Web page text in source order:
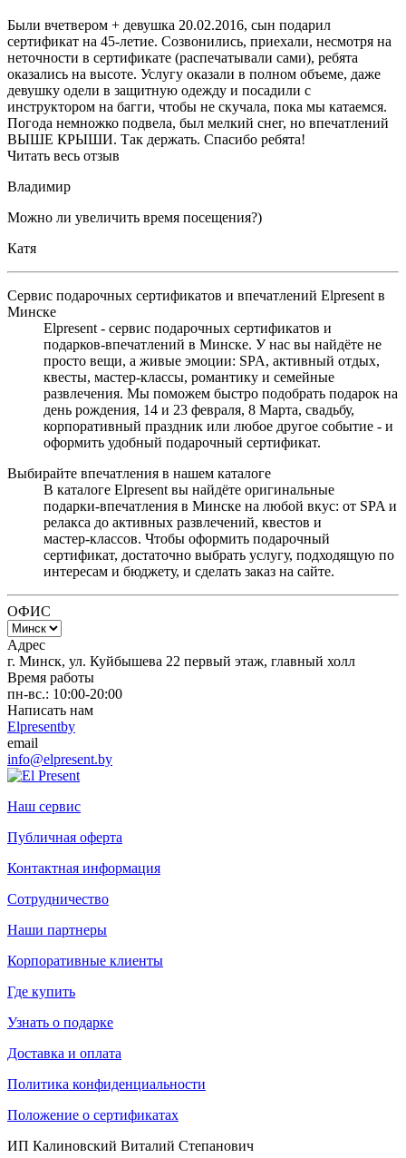
Были вчетвером + девушка 20.02.2016, сын подарил
сертификат на 45-летие. Созвонились, приехали, несмотря на
неточности в сертификате (распечатывали сами), ребята
оказались на высоте. Услугу оказали в полном объеме, даже
девушку одели в защитную одежду и посадили с
инструктором на багги, чтобы не скучала, пока мы катаемся.
Погода немножко подвела, был мелкий снег, но впечатлений
ВЫШЕ КРЫШИ. Так держать. Спасибо ребята!
Читать весь отзыв
Владимир
Можно ли увеличить время посещения?)
Катя
Сервис подарочных сертификатов и впечатлений Elpresent в
Минске
Elpresent - сервис подарочных сертификатов и
подарков‑впечатлений в Минске. У нас вы найдёте не
просто вещи, а живые эмоции: SPA, активный отдых,
квесты, мастер‑классы, романтику и семейные
развлечения. Мы поможем быстро подобрать подарок на
день рождения, 14 и 23 февраля, 8 Марта, свадьбу,
корпоративный праздник или любое другое событие - и
оформить удобный подарочный сертификат.
Выбирайте впечатления в нашем каталоге
В каталоге Elpresent вы найдёте оригинальные
подарки‑впечатления в Минске на любой вкус: от SPA и
релакса до активных развлечений, квестов и
мастер‑классов. Чтобы оформить подарочный
сертификат, достаточно выбрать услугу, подходящую по
интересам и бюджету, и сделать заказ на сайте.
ОФИС
Адрес
г. Минск, ул. Куйбышева 22 первый этаж, главный холл
Время работы
пн-вс.: 10:00-20:00
Написать нам
Elpresentby
email
info@elpresent.by
Наш сервис
Публичная оферта
Контактная информация
Сотрудничество
Наши партнеры
Корпоративные клиенты
Где купить
Узнать о подарке
Доставка и оплата
Политика конфиденциальности
Положение о сертификатах
ИП Калиновский Виталий Степанович